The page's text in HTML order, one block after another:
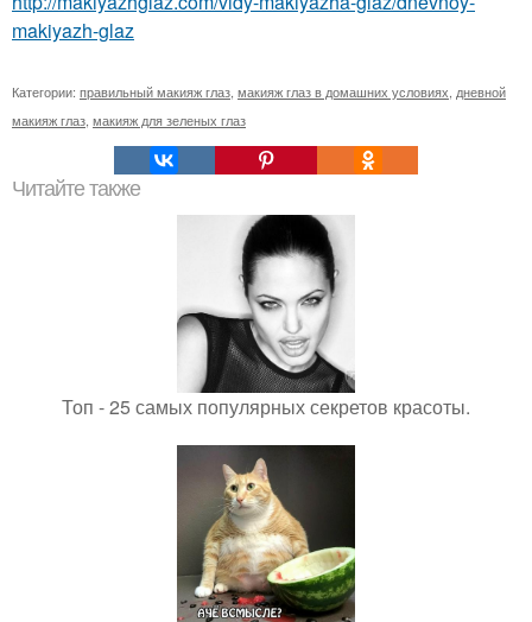
makiyazh-glaz
Категории: правильный макияж глаз макияж глаз в домашних условиях дневной
макияж глаз макияж для зеленых глаз
Читайте также
Топ - 25 самых популярных секретов красоты.